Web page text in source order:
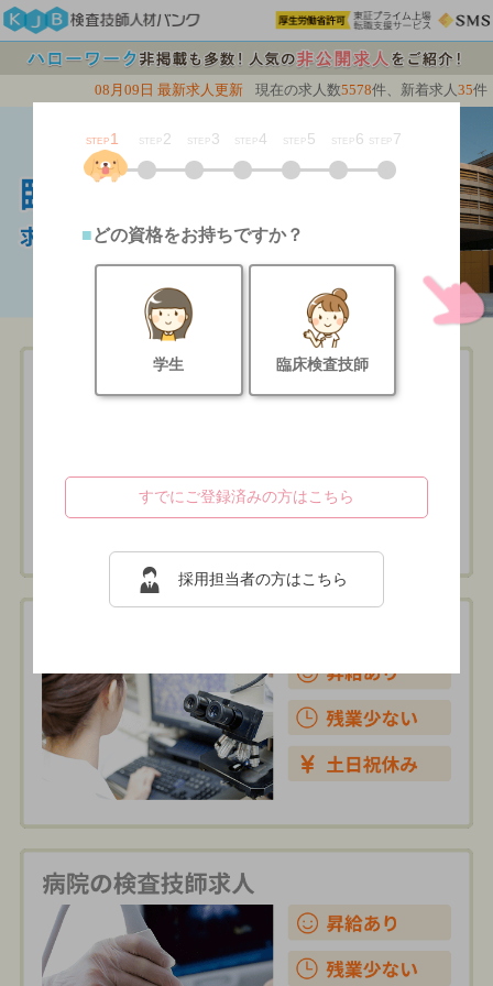
08月09日 最新求人更新 現在の求人数5578件、新着求人 35件
STEP 1 STEP 2 STEP 3 STEP 4 STEP 5 STEP 6 STEP 7
どの資格をお持ちですか？
臨床検査技師
学生
すでにご登録済みの方はこちら
採用担当者の方はこちら